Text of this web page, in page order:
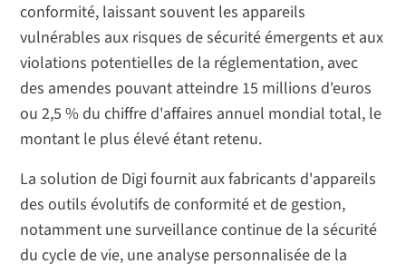
conformité, laissant souvent les appareils
vulnérables aux risques de sécurité émergents et aux
violations potentielles de la réglementation, avec
des amendes pouvant atteindre 15 millions d'euros
ou 2,5 % du chiffre d'affaires annuel mondial total, le
montant le plus élevé étant retenu.
La solution de Digi fournit aux fabricants d'appareils
des outils évolutifs de conformité et de gestion,
notamment une surveillance continue de la sécurité
du cycle de vie, une analyse personnalisée de la